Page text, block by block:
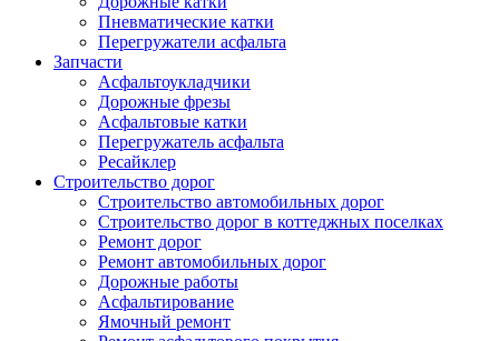
Пневматические катки
Перегружатели асфальта
Запчасти
Асфальтоукладчики
Дорожные фрезы
Асфальтовые катки
Перегружатель асфальта
Ресайклер
Строительство дорог
Строительство автомобильных дорог
Строительство дорог в коттеджных поселках
Ремонт дорог
Ремонт автомобильных дорог
Дорожные работы
Асфальтирование
Ямочный ремонт